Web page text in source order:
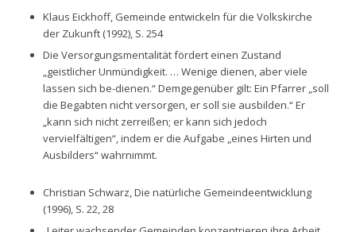
Klaus Eickhoff, Gemeinde entwickeln für die Volkskirche
der Zukunft (1992), S. 254
Die Versorgungsmentalität fördert einen Zustand
„geistlicher Unmündigkeit. … Wenige dienen, aber viele
lassen sich be-dienen.“Demgegenüber gilt: Ein Pfarrer „soll
die Begabten nicht versorgen, er soll sie ausbilden.“Er
„kann sich nicht zerreißen; er kann sich jedoch
vervielfältigen“,indem er die Aufgabe „eines Hirten und
Ausbilders“wahrnimmt.
Christian Schwarz, Die natürliche Gemeindeentwicklung
(1996), S. 22, 28